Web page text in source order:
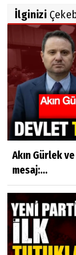
İlginizi
Akın Gürlek
mesaj:...